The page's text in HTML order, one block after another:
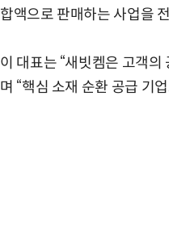
합액으로 판매하는 사업을
이 대표는 “새빗켐은 고객
며 “핵심 소재 순환 공급 기